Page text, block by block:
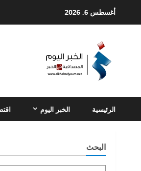
أغسطس 6, 2026
الرئيسية الخبر اليوم
البحث